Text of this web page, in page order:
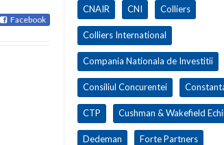
Facebook
CNAIR CNI Colliers
Colliers International
Compania Nationala de Investitii
Consiliul Concurentei
CTP Cushman & Wakefield
Dedeman Forte Partners